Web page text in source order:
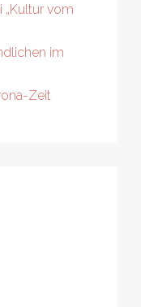
„Kultur vom
im
Zeit